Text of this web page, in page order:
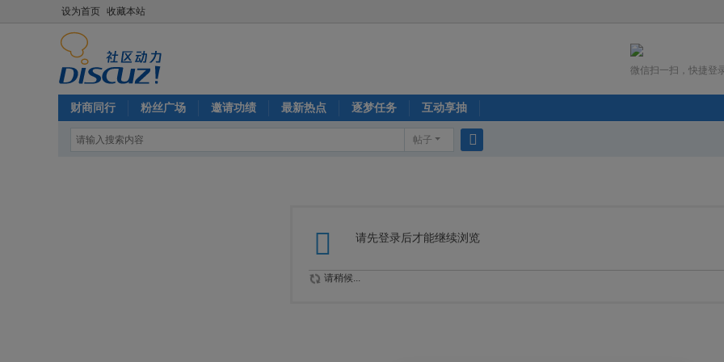
设为首页 收藏本站
微信扫一扫，快捷登
财商同行 粉丝广场 邀请功绩 最新热点 逐梦任务 互动享抽
帖子
请先登录后才能继续浏览
请稍候...